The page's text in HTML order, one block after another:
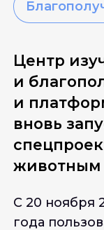
Центр
и
и
вновь
животным
С 20 ноября
года